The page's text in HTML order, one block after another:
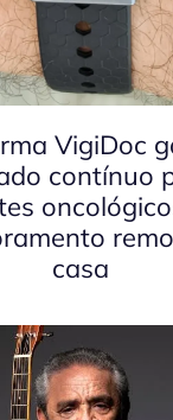
VigiDoc
contínuo
casa